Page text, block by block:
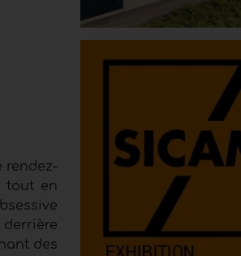
rendez-
tout en
derrière
des